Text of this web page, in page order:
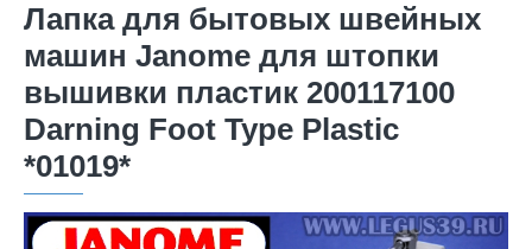
Лапка для бытовых швейных
машин Janome для штопки
вышивки пластик 200117100
Darning Foot Type Plastic
*01019*